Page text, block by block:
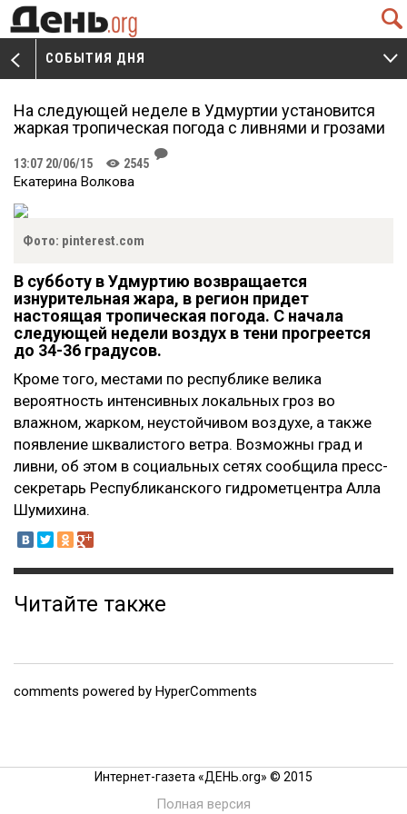
Q
V
СОБЫТИЯ ДНЯ
W
На следующей неделе в Удмуртии установится
жаркая тропическая погода с ливнями и грозами
13:07 20/06/15 K 2545
J
Екатерина Волкова
Фото: pinterest.com
В субботу в Удмуртию возвращается
изнурительная жара, в регион придет
настоящая тропическая погода. С начала
следующей недели воздух в тени прогреется
до 34-36 градусов.
Кроме того, местами по республике велика
вероятность интенсивных локальных гроз во
влажном, жарком, неустойчивом воздухе, а также
появление шквалистого ветра. Возможны град и
ливни, об этом в социальных сетях сообщила пресс-
секретарь Республиканского гидрометцентра Алла
Шумихина.
Читайте также
comments powered by HyperComments
Интернет-газета «ДЕНЬ.org» © 2015
Полная версия